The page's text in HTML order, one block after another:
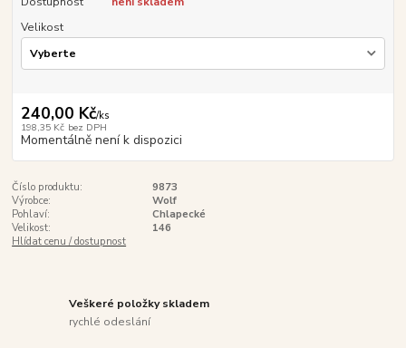
Velikost
240,00 Kč/ks
198,35 Kč bez DPH
Momentálně není k dispozici
Číslo produktu:
9873
Výrobce:
Wolf
Pohlaví:
Chlapecké
Velikost:
146
Hlídat cenu / dostupnost
Veškeré položky skladem
rychlé odeslání